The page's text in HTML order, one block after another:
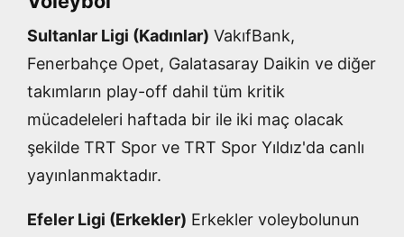
Sultanlar Ligi (Kadınlar) VakıfBank,
Fenerbahçe Opet, Galatasaray Daikin ve diğer
takımların play-off dahil tüm kritik
mücadeleleri haftada bir ile iki maç olacak
şekilde TRT Spor ve TRT Spor Yıldız'da canlı
yayınlanmaktadır.
Efeler Ligi (Erkekler) Erkekler voleybolunun